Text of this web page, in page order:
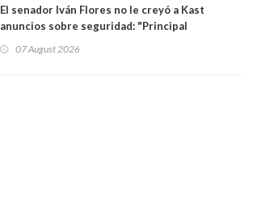
El senador Iván Flores no le creyó a Kast
anuncios sobre seguridad: "Principal
perseguir ruta del dinero y levantar secreto
07 August 2026